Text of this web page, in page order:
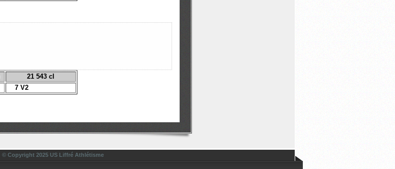
21 543 cl
7 V2
© Copyright 2025 US Liffré Athlétisme